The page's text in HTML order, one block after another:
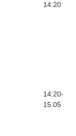
14:20
14:20-
15:05